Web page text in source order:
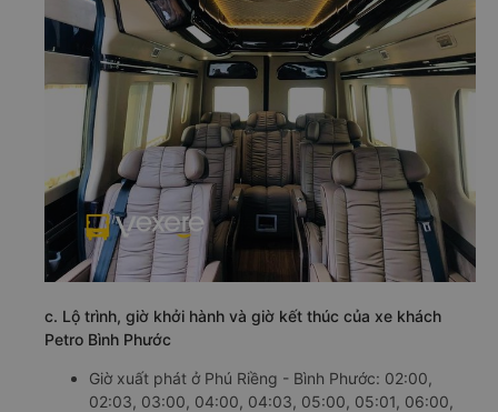
c. Lộ trình, giờ khởi hành và giờ kết thúc của xe khách
Petro Bình Phước
Giờ xuất phát ở Phú Riềng - Bình Phước: 02:00,
02:03, 03:00, 04:00, 04:03, 05:00, 05:01, 06:00,